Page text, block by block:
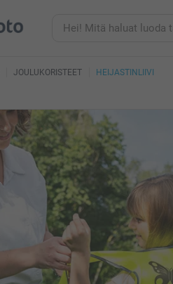
JOULUKORISTEET HEIJASTINLIIVI